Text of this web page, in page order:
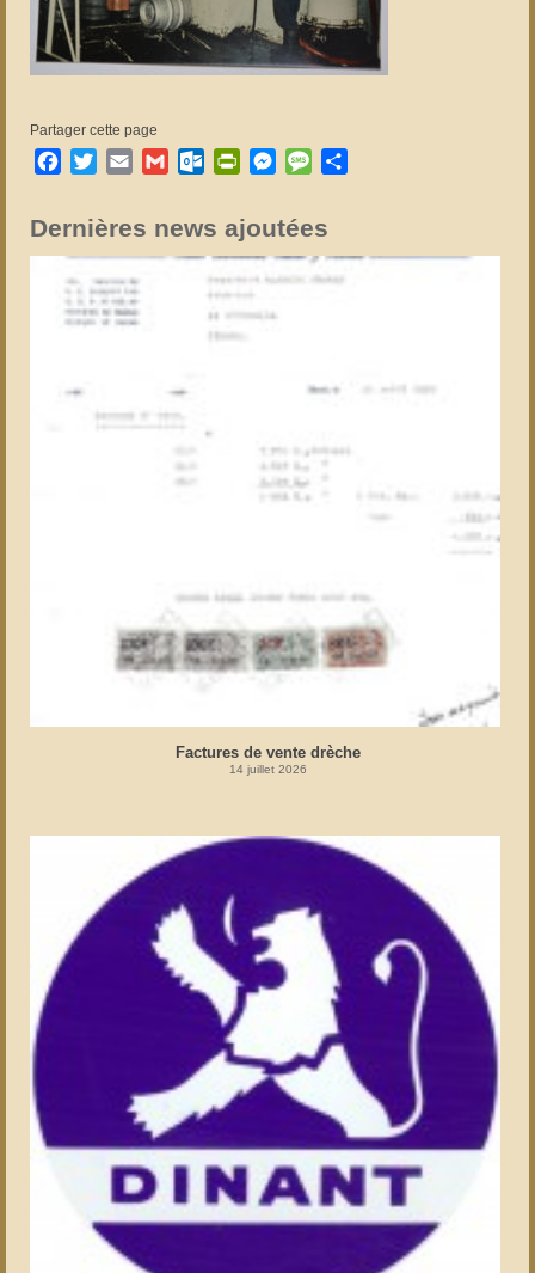
Partager cette page
Facebook
TwitterEmail GmailOutlook.com
PrintFriendly
Messenger
Message
Dernières news ajoutées
Factures de vente drèche
14 juillet 2026